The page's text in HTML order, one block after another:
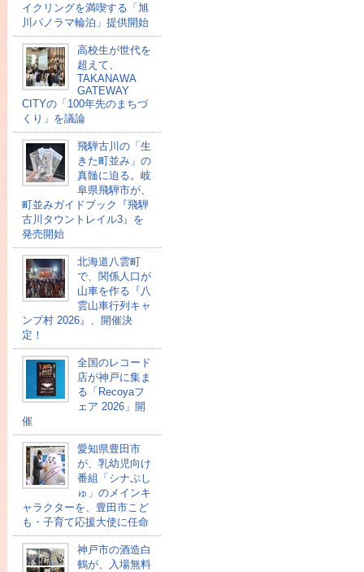
イクリングを満喫する「旭
川パノラマ輪泊」提供開始
高校⽣が世代を
超えて、
TAKANAWA
GATEWAY
CITYの「100年先のまちづ
くり」を議論
飛騨古川の「生
きた町並み」の
真髄に迫る。岐
阜県飛騨市が、
町並みガイドブック『飛騨
古川タウントレイル3』を
発売開始
北海道八雲町
で、関係人口が
山車を作る『八
雲山車行列キャ
ンプ村 2026』、開催決
定！
全国のレコード
店が神戸に集ま
る「Recoyaフ
ェア 2026」開
催
愛知県豊田市
が、乳幼児向け
番組「シナぷし
ゅ」のメインキ
ャラクターを、豊田市こど
も・子育て応援大使に任命
神戸市の酒造白
鶴が、入場無料